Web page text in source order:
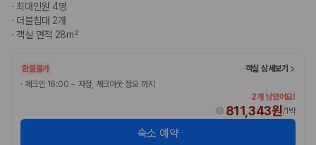
· 최대인원 4명
· 더블침대 2개
·객실 면적 28m²
환불불가
객실 상세보기
· 체크인 16:00 ~ 자정, 체크아웃 정오 까지
2개 남았어요!
811,343원/1박
숙소 예약